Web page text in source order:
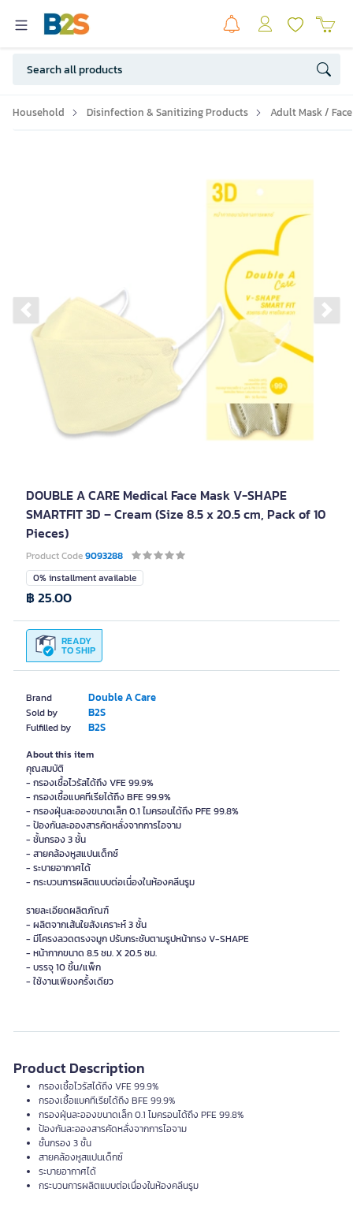
Household Disinfection & Sanitizing Products Adult Mask /
Previous slide
DOUBLE A CARE Medical Face Mask V-SHAPE
SMARTFIT 3D – Cream (Size 8.5 x 20.5 cm, Pack of 10
Pieces)
Product Code9093288
Brand Double A Care
Sold by B2S
Fulfilled by B2S
0% installment available
READY
TO SHIP
฿ 25.00
About this item
คุณสมบัติ
- กรองเชื้อไวรัสได้ถึง VFE 99.9%
- กรองเชื้อแบคทีเรียได้ถึง BFE 99.9%
- กรองฝุ่นละอองขนาดเล็ก 0.1 ไมครอนได้ถึง PFE 99.8%
- ป้องกันละอองสารคัดหลั่งจากการไอจาม
- ชั้นกรอง 3 ชั้น
- สายคล้องหูสแปนเด็กซ์
- ระบายอากาศได้
- กระบวนการผลิตแบบต่อเนื่องในห้องคลีนรูม
รายละเอียดผลิตภัณฑ์
- ผลิตจากเส้นใยสังเคราะห์ 3 ชั้น
- มีโครงลวดตรงจมูก ปรับกระชับตามรูปหน้าทรง V-SHAPE
- หน้ากากขนาด 8.5 ซม. X 20.5 ซม.
- บรรจุ 10 ชิ้น/แพ็ก
- ใช้งานเพียงครั้งเดียว
Product Description
กรองเชื้อไวรัสได้ถึง VFE 99.9%
กรองเชื้อแบคทีเรียได้ถึง BFE 99.9%
กรองฝุ่นละอองขนาดเล็ก 0.1 ไมครอนได้ถึง PFE 99.8%
ป้องกันละอองสารคัดหลั่งจากการไอจาม
ชั้นกรอง 3 ชั้น
สายคล้องหูสแปนเด็กซ์
ระบายอากาศได้
กระบวนการผลิตแบบต่อเนื่องในห้องคลีนรูม